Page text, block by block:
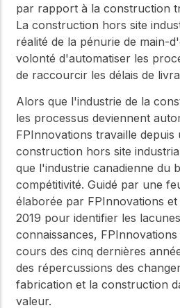
par rapport à la construction
La construction hors site
réalité de la pénurie de main-
volonté d'automatiser les
de raccourcir les délais de
Alors que l'industrie de la
les processus deviennent
FPInnovations travaille depuis
construction hors site
que l'industrie canadienne du
compétitivité. Guidé par une
élaborée par FPInnovations
2019 pour identifier les
connaissances,
cours des cinq dernières
des répercussions des
fabrication et la construction
valeur.